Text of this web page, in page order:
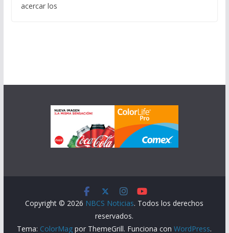
acercar los
Copyright © 2026 NBCS Noticias. Todos los derechos
reservados.
Tema: ColorMag por ThemeGrill. Funciona conWordPress.